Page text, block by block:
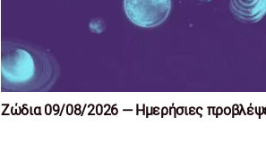
Ζώδια 09/08/2026 — Ημερήσιες